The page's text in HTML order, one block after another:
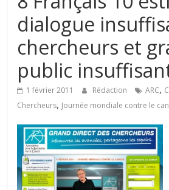
de
toute
famille
dialogue
chercheurs et
public
1 février 2011 Rédaction ARC,
Chercheurs, Journée mondiale contre le